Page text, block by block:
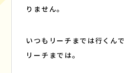
りません。
いつもリーチまでは行くんで
リーチまでは。